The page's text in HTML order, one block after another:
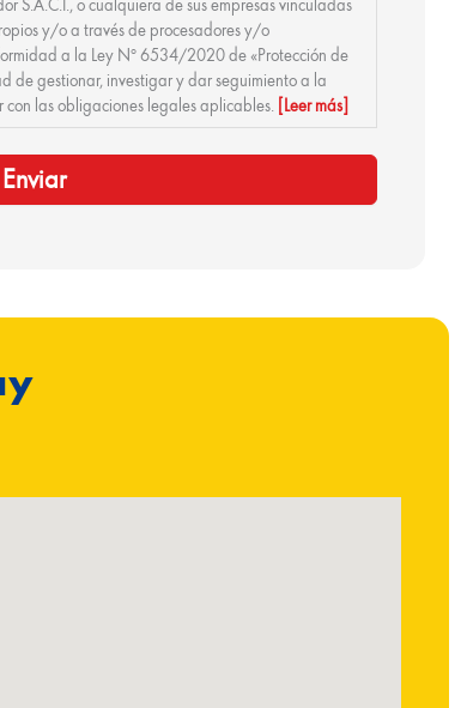
S.A.C.I., o cualquiera de sus empresas vinculadas
y/o a través de procesadores y/o
a la Ley Nº 6534/2020 de «Protección de
de gestionar, investigar y dar seguimiento a la
las obligaciones legales aplicables. [Leer más]